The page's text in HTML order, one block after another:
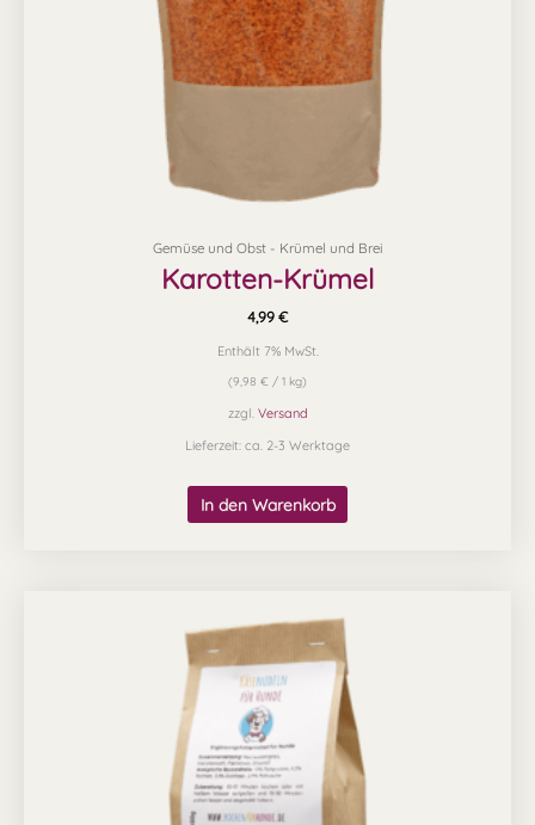
Gemüse und Obst - Krümel und Brei
Karotten-Krümel
4,99 €
Enthält 7% MwSt.
(9,98 € / 1 kg)
zzgl. Versand
Lieferzeit: ca. 2-3 Werktage
In den Warenkorb